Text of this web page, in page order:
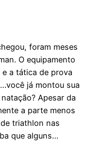
foram meses
O equipamento
a tática de prova
já montou sua
Apesar da
a parte menos
triathlon nas
que alguns…